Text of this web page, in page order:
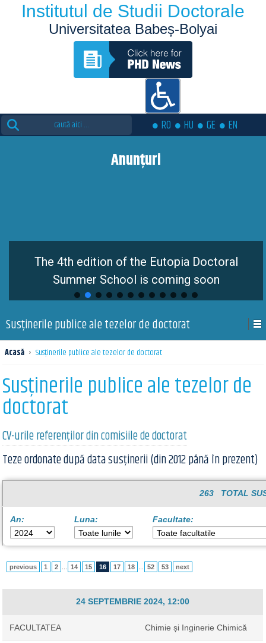
Institutul de Studii Doctorale
Universitatea Babeș-Bolyai
Search
for:
RO HU GE EN
Anunțuri
The 4th edition of the Eutopia Doctoral
Summer School is coming soon
Susţinerile publice ale tezelor de doctorat
Acasă › Susţinerile publice ale tezelor de doctorat
Susţinerile publice ale tezelor de
doctorat
CV-urile referenților din comisiile de doctorat
Teze ordonate după data susținerii (din 2012 până în prezent)
263 TOTAL
An: Luna: Facultate:
previous 1 2 14 15 16 17 18 52 53 next
24 SEPTEMBRIE 2024, 12:00
FACULTATEA Chimie și Inginerie Chimică